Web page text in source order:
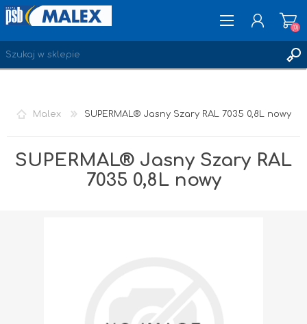
ZAREJESTRUJ SIĘ
(0)
Malex SUPERMAL® Jasny Szary RAL 7035 0,8L nowy
SUPERMAL® Jasny Szary RAL
7035 0,8L nowy